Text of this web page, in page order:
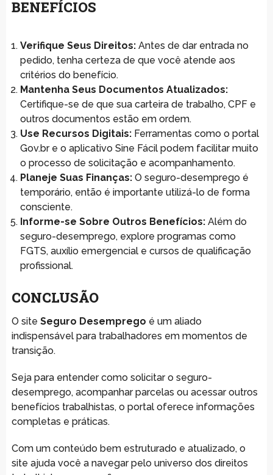
BENEFÍCIOS
Verifique Seus Direitos:Antes de dar entrada no
pedido, tenha certeza de que você atende aos
critérios do benefício.
Mantenha Seus Documentos Atualizados:
Certifique-se de que sua carteira de trabalho, CPF e
outros documentos estão em ordem.
Use Recursos Digitais:Ferramentas como o portal
Gov.br e o aplicativo Sine Fácil podem facilitar muito
o processo de solicitação e acompanhamento.
Planeje Suas Finanças:O seguro-desemprego é
temporário, então é importante utilizá-lo de forma
consciente.
Informe-se Sobre Outros Benefícios:Além do
seguro-desemprego, explore programas como
FGTS, auxílio emergencial e cursos de qualificação
profissional.
CONCLUSÃO
O site Seguro Desemprego é um aliado
indispensável para trabalhadores em momentos de
transição.
Seja para entender como solicitar o seguro-
desemprego, acompanhar parcelas ou acessar outros
benefícios trabalhistas, o portal oferece informações
completas e práticas.
Com um conteúdo bem estruturado e atualizado, o
site ajuda você a navegar pelo universo dos direitos